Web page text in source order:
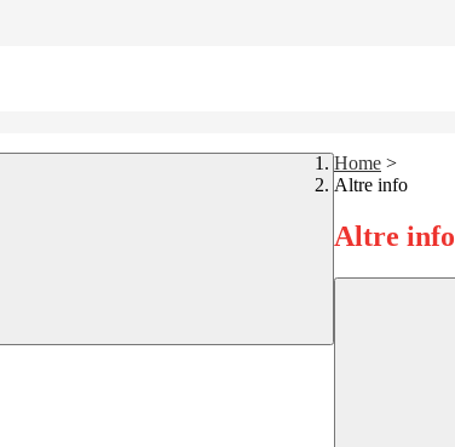
Home >
Altre info
Altre info